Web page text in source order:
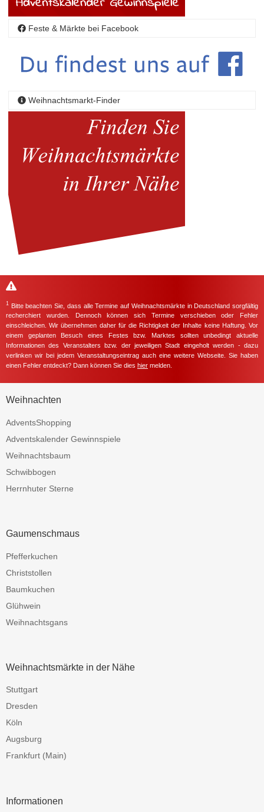
Feste & Märkte bei Facebook
Weihnachtsmarkt-Finder
1
Bitte beachten Sie, dass alle Termine auf Weihnachtsmärkte in Deutschland sorgfältig
recherchiert wurden. Dennoch können sich Termine verschieben oder Fehler
einschleichen. Wir übernehmen daher für die Richtigkeit der Inhalte keine Haftung. Vor
einem geplanten Besuch eines Festes bzw. Marktes sollten unbedingt aktuelle
Informationen des Veranstalters bzw. der jeweiligen Stadt eingeholt werden - dazu
verlinken wir bei jedem Veranstaltungseintrag auch eine weitere Webseite. Sie haben
einen Fehler entdeckt? Dann können Sie dies hier melden.
Weihnachten
AdventsShopping
Adventskalender Gewinnspiele
Weihnachtsbaum
Schwibbogen
Herrnhuter Sterne
Gaumenschmaus
Pfefferkuchen
Christstollen
Baumkuchen
Glühwein
Weihnachtsgans
Weihnachtsmärkte in der Nähe
Stuttgart
Dresden
Köln
Augsburg
Frankfurt (Main)
Informationen